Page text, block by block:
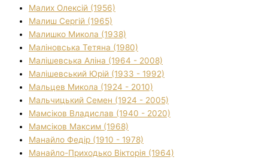
Малих Олексій (1956)
Малиш Сергій (1965)
Малишко Микола (1938)
Маліновська Тетяна (1980)
Малішевська Аліна (1964 - 2008)
Малішевський Юрій (1933 - 1992)
Мальцев Микола (1924 - 2010)
Мальчицький Семен (1924 - 2005)
Мамсіков Владислав (1940 - 2020)
Мамсіков Максим (1968)
Манайло Федір (1910 - 1978)
Манайло-Приходько Вікторія (1964)